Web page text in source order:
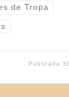
de Tropa
Publicada